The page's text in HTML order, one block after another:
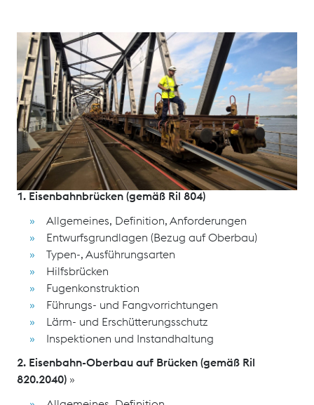
Das Seminar vermittelt grundlegende Kenntnisse rund
um den Oberbau auf Brücken. Ziel ist es, einen
Überblick über die Gestaltung des Oberbaus auf
Brücken zu vermitteln und Möglichkeiten aufzuzeigen,
Problemstellungen in diesem Segment zu lösen.
Schulungsinhalte
1. Eisenbahnbrücken (gemäß Ril 804)
Allgemeines, Definition, Anforderungen
Entwurfsgrundlagen (Bezug auf Oberbau)
Typen-, Ausführungsarten
Hilfsbrücken
Fugenkonstruktion
Führungs- und Fangvorrichtungen
Lärm- und Erschütterungsschutz
Inspektionen und Instandhaltung
2. Eisenbahn-Oberbau auf Brücken (gemäß Ril
820.2040) »